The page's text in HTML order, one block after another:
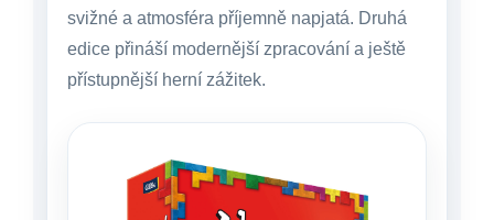
svižné a atmosféra příjemně napjatá. Druhá
edice přináší modernější zpracování a ještě
přístupnější herní zážitek.